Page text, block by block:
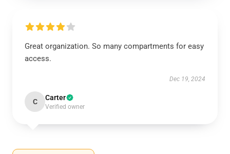
Great organization. So many compartments for easy
access.
Dec 19, 2024
C Carter
Verified owner